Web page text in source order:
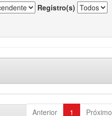
Registro(s)
Anterior 1 Próximo